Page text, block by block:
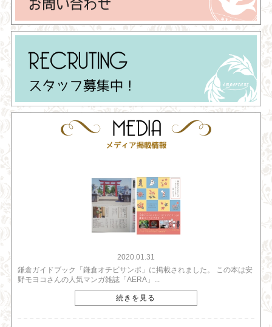
2020.01.31
鎌倉ガイドブック「鎌倉オチビサンポ」に掲載されました。 この本は安
野モヨコさんの人気マンガ雑誌「AERA」...
続きを見る